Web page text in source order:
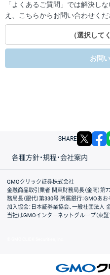
「よくあるご質問」では解決し
え、こちらからお問い合わせくだ
（選択して
お問
SHARE
各種方針・規程・会社案内
取引規程・約款
サイトマップ
その他のご案内
個人情報保護方針
最良執行方針
サイトのご利用について
ディスクレイマー
信託保全
リスク説明
会社案内
GMOクリック証券株式会社
金融商品取引業者 関東財務局長（金商）
務局長（銀代）第330号 所属銀行：GMOあ
加入協会：日本証券業協会、一般社団法人
当社はGMOインターネットグループ（東